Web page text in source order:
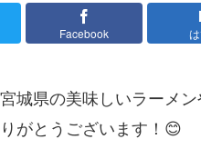
Facebook
城県の美味しいラーメ
がとうございます！😊